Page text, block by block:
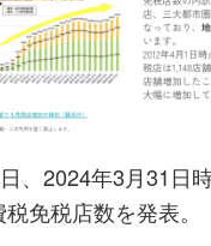
、2024年3月31日
免税店数を発表。